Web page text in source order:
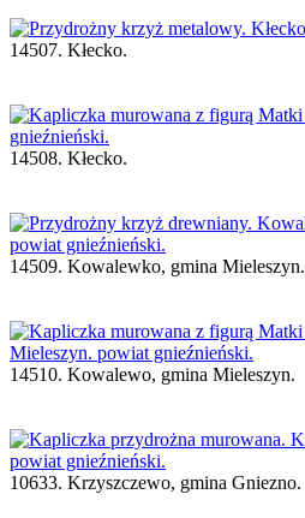
14507. Kłecko.
14508. Kłecko.
14509. Kowalewko, gmina Mieleszyn.
14510. Kowalewo, gmina Mieleszyn.
10633. Krzyszczewo, gmina Gniezno.